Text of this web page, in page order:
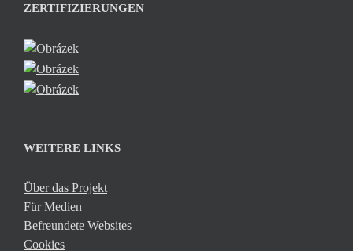
ZERTIFIZIERUNGEN
WEITERE LINKS
Über das Projekt
Für Medien
Befreundete Websites
Cookies